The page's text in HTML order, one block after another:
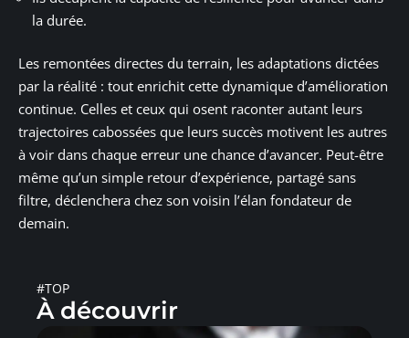
la durée.
Les remontées directes du terrain, les adaptations dictées
par la réalité : tout enrichit cette dynamique d’amélioration
continue. Celles et ceux qui osent raconter autant leurs
trajectoires cabossées que leurs succès motivent les autres
à voir dans chaque erreur une chance d’avancer. Peut-être
même qu’un simple retour d’expérience, partagé sans
filtre, déclenchera chez son voisin l’élan fondateur de
demain.
#TOP
À découvrir